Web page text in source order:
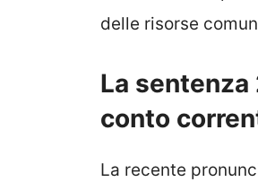
delle risorse
La
conto
La recente